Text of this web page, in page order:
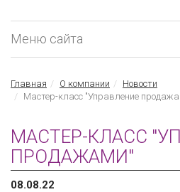
Меню сайта
Главная О компании
Новости
Мастер-класс "Управление
МАСТЕР-КЛАСС
ПРОДАЖАМИ"
08.08.22